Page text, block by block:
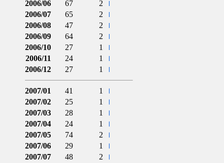
2006/06
67
2
2006/07
65
2
2006/08
47
2
2006/09
64
2
2006/10
27
1
2006/11
24
1
2006/12
27 1
2007/01 41
1
2007/02
25
1
2007/03
28
1
2007/04
24
1
2007/05
74
2
2007/06
29
1
2007/07
48
2